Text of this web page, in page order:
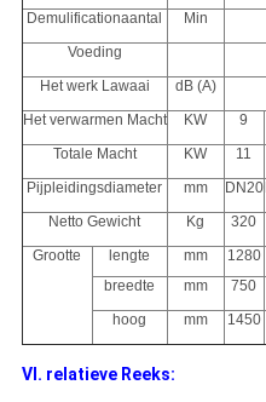
Demulificationaantal
Min
Voeding
Het werk Lawaai
dB (A)
Het verwarmen Macht
KW 9
Totale Macht
KW 11
Pijpleidingsdiameter
mm DN20
Netto Gewicht
Kg 320
Grootte
lengte mm 1280
breedte
mm 750
hoog
mm 1450
VI. relatieve Reeks: